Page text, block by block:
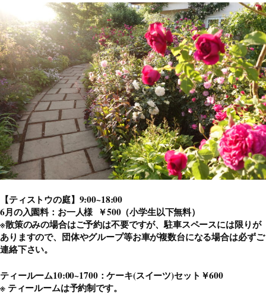
【ティストウの庭】9:00~18:00
6月の入園料： お一人様 ￥500（小学生以下無料）
※散策のみの場合はご予約は不要ですが、駐車スペースには限りが
ありますので、 団体やグループ等お車が複数台になる場合は必ずご
連絡下さい。
ティールーム10:00~1700：ケーキ(スイーツ)セット￥600
※ ティールームは予約制です。